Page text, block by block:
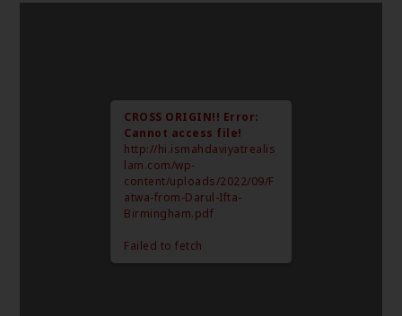
CROSS ORIGIN!! Error:
Cannot access file!
http://hi.ismahdaviyatrealis
lam.com/wp-
content/uploads/2022/09/F
atwa-from-Darul-Ifta-
Birmingham.pdf
Failed to fetch